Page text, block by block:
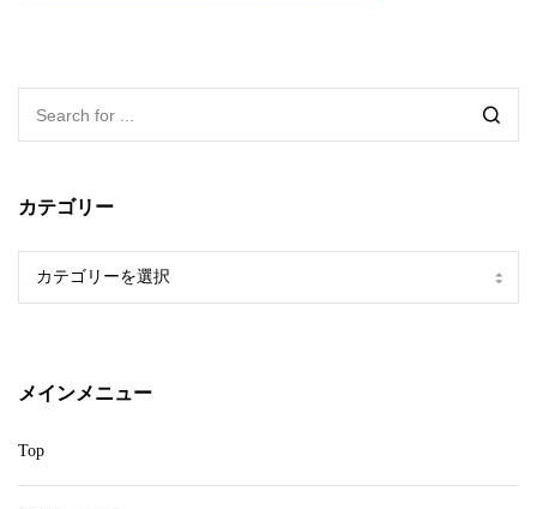
カテゴリー
メインメニュー
Top